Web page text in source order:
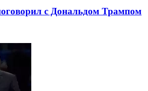
с Дональдом Трампом